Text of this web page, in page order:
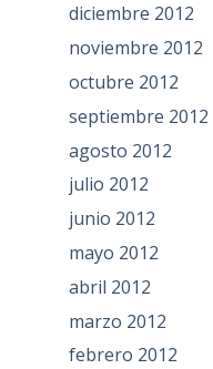
diciembre 2012
noviembre 2012
octubre 2012
septiembre 2012
agosto 2012
julio 2012
junio 2012
mayo 2012
abril 2012
marzo 2012
febrero 2012